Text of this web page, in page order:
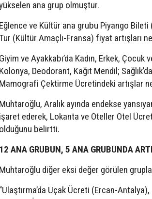
ana grup olmuştur.
Eğlence ve Kültür ana grubu Piyango
(Kültür Amaçlı-Fransa) fiyat artışları
Giyim ve Ayakkabı’da Kadın, Erkek,
Kolonya, Deodorant, Kağıt Mendil;
Mamografi Çektirme Ücretindeki artışlar
Muhtaroğlu, Aralık ayında endekse
işaret ederek, Lokanta ve Oteller Otel
olduğunu belirtti.
12 ANA GRUBUN, 5 ANA GRUBUNDA
Muhtaroğlu diğer eksi değer görülen
“Ulaştırma’da Uçak Ücreti (Ercan-